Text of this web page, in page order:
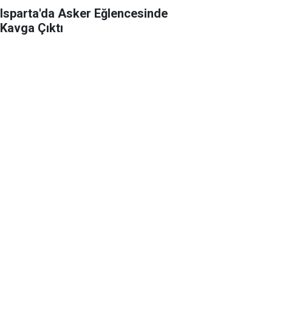
Isparta'da Asker Eğlencesinde
Kavga Çıktı